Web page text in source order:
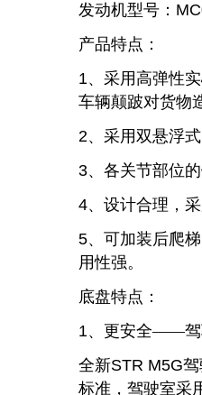
发动机型号：
产品特点：
1、采用高弹性
车辆颠跛对货物
2、采用双悬浮
3、各关节部位
4、设计合理，
5、可加装后爬
用性强。
底盘特点：
1、更安全——驾
全新STR M5G
标准，驾驶室采